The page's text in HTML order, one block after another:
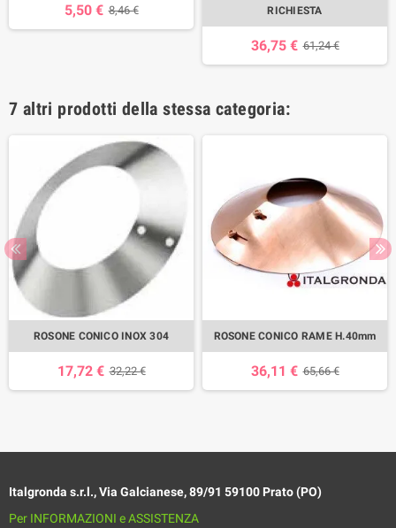
5,50 € 8,46 €
RICHIESTA
36,75 € 61,24 €
7 altri prodotti della stessa categoria:
ROSONE CONICO INOX 304
17,72 € 32,22 €
ROSONE CONICO RAME H.40mm
36,11 € 65,66 €
Italgronda s.r.l., Via Galcianese, 89/91 59100 Prato (PO)
Per INFORMAZIONI e ASSISTENZA